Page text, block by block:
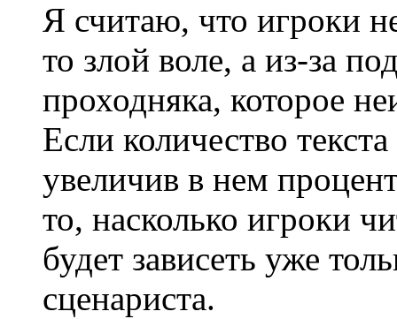
Я считаю, что игроки
то злой воле, а из-за
проходняка, которое
Если количество
увеличив в нем
то, насколько игроки
будет зависеть уже
сценариста.